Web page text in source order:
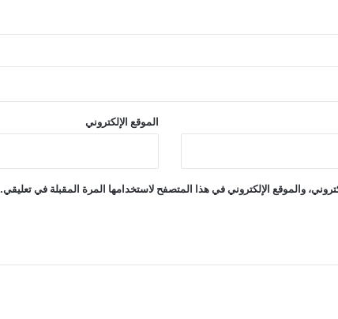
الموقع الإلكتروني
والموقع الإلكتروني في هذا المتصفح لاستخدامها المرة المقبلة في تعليقي.